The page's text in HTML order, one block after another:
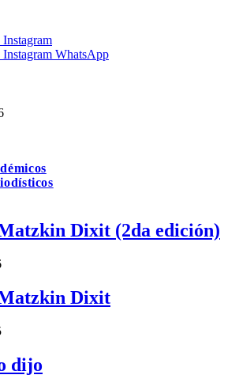
Instagram
Instagram WhatsApp
Dixit (2da edición)
Dixit
dijo